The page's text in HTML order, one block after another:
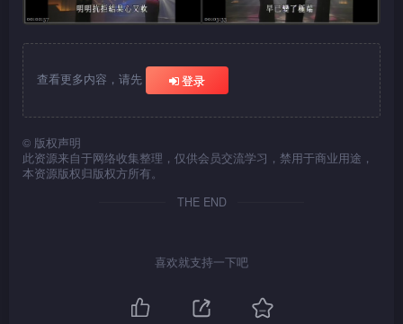
查看更多内容，请先 登录
© 版权声明
此资源来自于网络收集整理，仅供会员交流学习，禁用于商业用途，
本资源版权归版权方所有。
THE END
喜欢就支持一下吧